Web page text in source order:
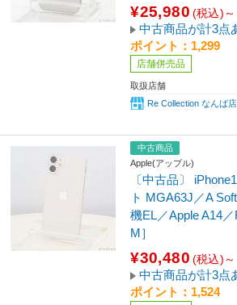
¥25,980 (税込)～
中古商品が計3点
ポイント：1,299
店舗併売品
取扱店舗
Re Collection なんば店
中古商品
Apple(アップル)
〔中古品〕
ト MGA63J／A
機EL／Apple A14
M］
¥30,480 (税込)～
中古商品が計3点
ポイント：1,524